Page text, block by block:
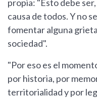
propia: "Esto debe
causa de todos. Y no
fomentar alguna
sociedad".
"Por eso es el
por historia, por
territorialidad y por